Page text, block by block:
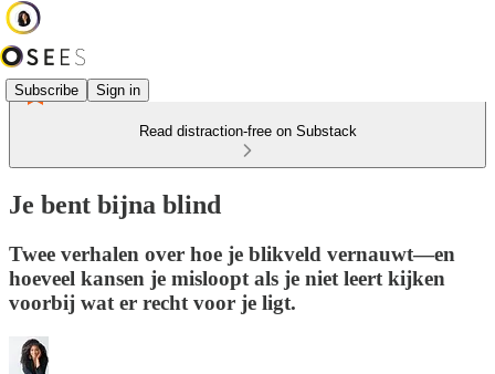
Subscribe Sign in
Read distraction-free on Substack
Je bent bijna blind
Twee verhalen over hoe je blikveld vernauwt—en
hoeveel kansen je misloopt als je niet leert kijken
voorbij wat er recht voor je ligt.